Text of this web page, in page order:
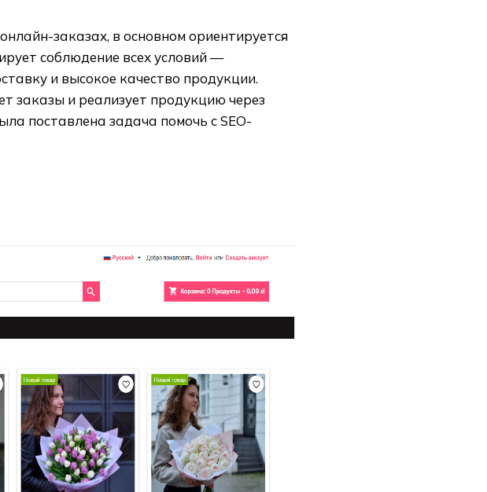
заказах, в основном ориентируется
соблюдение всех условий —
и высокое качество продукции.
заказы и реализует продукцию через
поставлена задача помочь с SEO-